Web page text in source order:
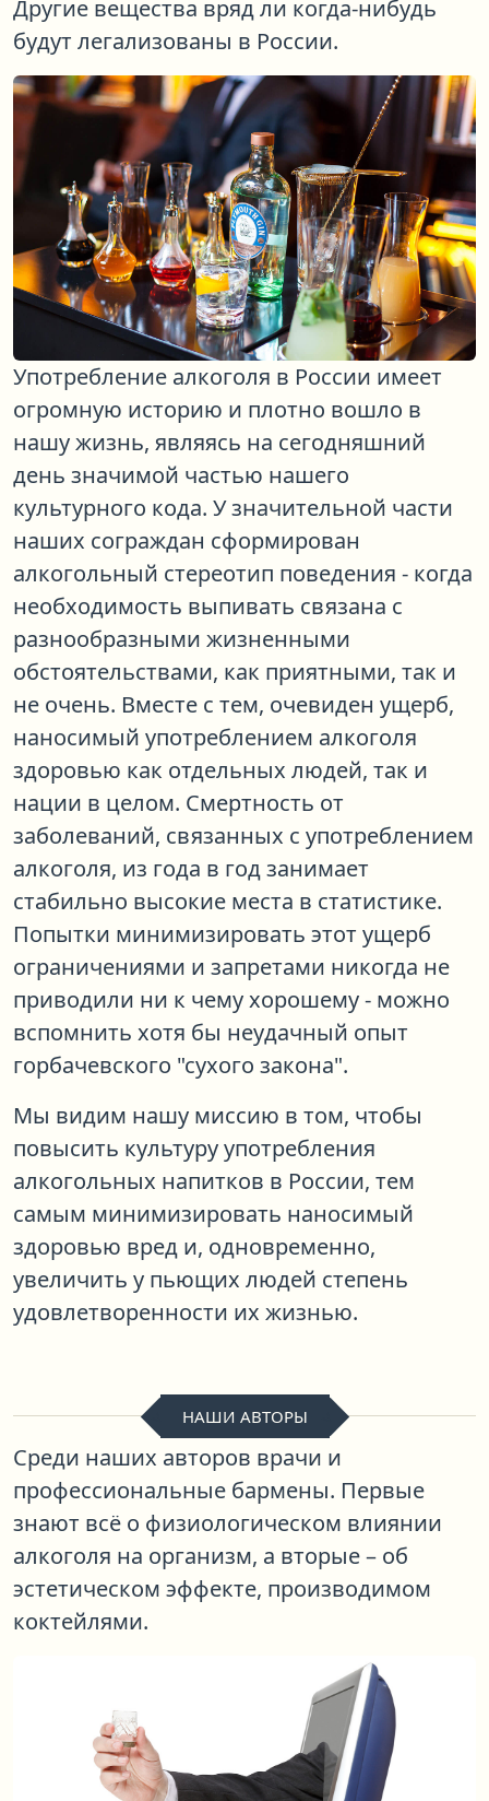
Другие вещества вряд ли когда-нибудь
будут легализованы в России.
Употребление алкоголя в России имеет
огромную историю и плотно вошло в
нашу жизнь, являясь на сегодняшний
день значимой частью нашего
культурного кода. У значительной части
наших сограждан сформирован
алкогольный стереотип поведения - когда
необходимость выпивать связана с
разнообразными жизненными
обстоятельствами, как приятными, так и
не очень. Вместе с тем, очевиден ущерб,
наносимый употреблением алкоголя
здоровью как отдельных людей, так и
нации в целом. Смертность от
заболеваний, связанных с употреблением
алкоголя, из года в год занимает
стабильно высокие места в статистике.
Попытки минимизировать этот ущерб
ограничениями и запретами никогда не
приводили ни к чему хорошему - можно
вспомнить хотя бы неудачный опыт
горбачевского "сухого закона".
Мы видим нашу миссию в том, чтобы
повысить культуру употребления
алкогольных напитков в России, тем
самым минимизировать наносимый
здоровью вред и, одновременно,
увеличить у пьющих людей степень
удовлетворенности их жизнью.
НАШИ АВТОРЫ
Среди наших авторов врачи и
профессиональные бармены. Первые
знают всё о физиологическом влиянии
алкоголя на организм, а вторые – об
эстетическом эффекте, производимом
коктейлями.